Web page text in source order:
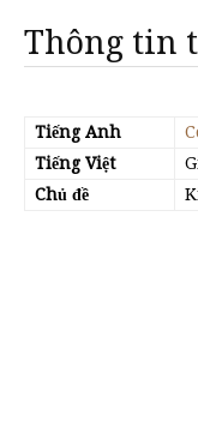
Thông tin
Tiếng Anh
Tiếng Việt
Chủ đề